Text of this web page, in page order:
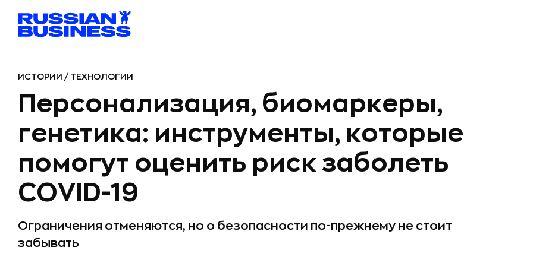
ИСТОРИИ / ТЕХНОЛОГИИ
Персонализация, биомаркеры,
генетика: инструменты, которые
помогут оценить риск заболеть
COVID-19
Ограничения отменяются, но о безопасности по-прежнему не стоит
забывать